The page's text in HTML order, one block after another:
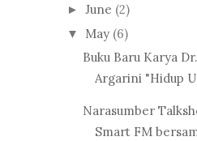
► June (2)
▼ May (6)
Buku Baru Karya
Argarini "Hidup
Narasumber
Smart FM